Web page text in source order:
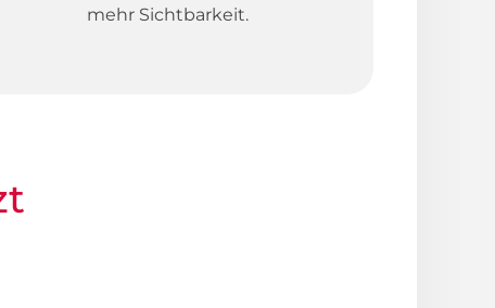
mehr Sichtbarkeit.